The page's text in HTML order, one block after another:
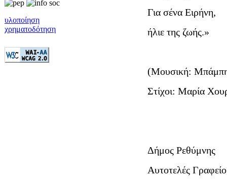
υλοποίηση
χρηματοδότηση
Για σένα Ειρήνη,
ήλιε της ζωής.»
(Μουσική:
Στίχοι: Μαρία
Δήμος Ρεθύμνης
Αυτοτελές